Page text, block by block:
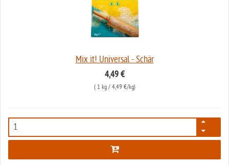
Mix it! Universal - Schär
4,49 €
( 1 kg/ 4,49 €/kg)
2331